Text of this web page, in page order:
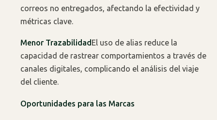
correos no entregados, afectando la efectividad y
métricas clave.
Menor Trazabilidad El uso de alias reduce la
capacidad de rastrear comportamientos a través de
canales digitales, complicando el análisis del viaje
del cliente.
Oportunidades para las Marcas